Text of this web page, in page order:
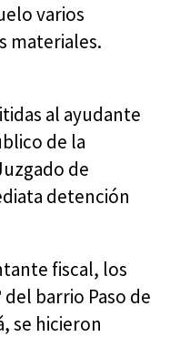
varios
materiales.
al ayudante
de la
de
detención
fiscal, los
barrio Paso de
se hicieron